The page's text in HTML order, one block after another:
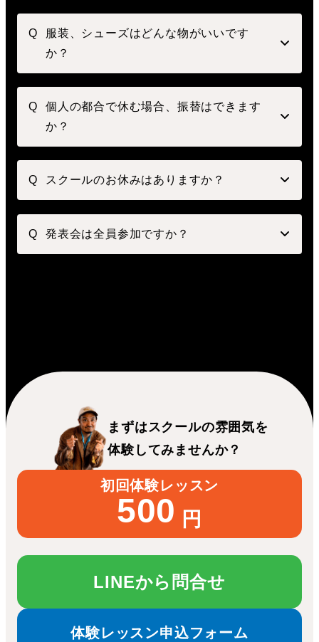
服装、シューズはどんな物がいいです
か？
個人の都合で休む場合、振替はできます
か？
スクールのお休みはありますか？
発表会は全員参加ですか？
まずはスクールの雰囲気を
体験してみませんか？
初回体験レッスン
500 円
LINEから問合せ
体験レッスン申込フォーム